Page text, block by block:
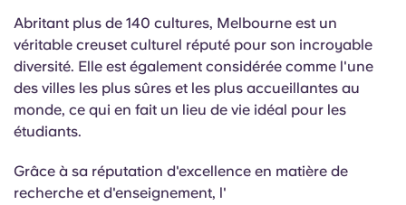
Abritant plus de 140 cultures, Melbourne est un
véritable creuset culturel réputé pour son incroyable
diversité. Elle est également considérée comme l'une
des villes les plus sûres et les plus accueillantes au
monde, ce qui en fait un lieu de vie idéal pour les
étudiants.
Grâce à sa réputation d'excellence en matière de
recherche et d'enseignement, l'